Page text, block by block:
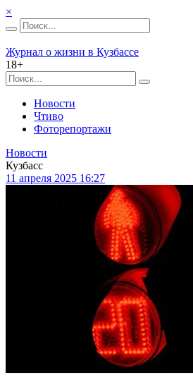
×
Журнал о жизни в Кузбассе
18+
Новости
Чтиво
Фоторепортажи
Новости
Кузбасс
11 апреля 2025 16:27